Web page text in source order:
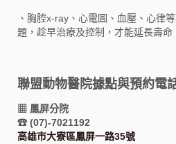
、胸腔x-ray、心電圖、血壓、心律
題，趁早治療及控制，才能延長壽命
聯盟動物醫院據點與預約電
▦ 鳳屏分院
☎ (07)-7021192
高雄市大寮區鳳屏一路35號